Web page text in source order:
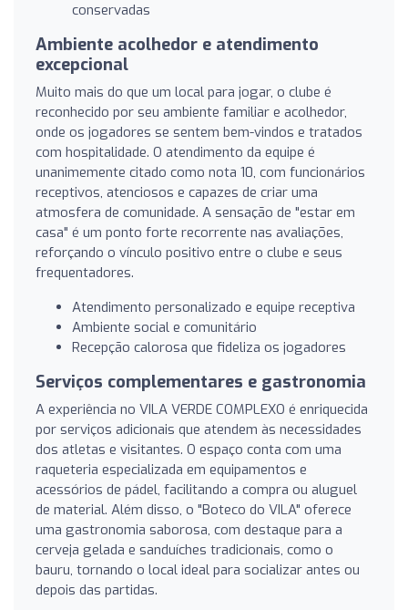
conservadas
Ambiente acolhedor e atendimento
excepcional
Muito mais do que um local para jogar, o clube é
reconhecido por seu ambiente familiar e acolhedor,
onde os jogadores se sentem bem-vindos e tratados
com hospitalidade. O atendimento da equipe é
unanimemente citado como nota 10, com funcionários
receptivos, atenciosos e capazes de criar uma
atmosfera de comunidade. A sensação de "estar em
casa" é um ponto forte recorrente nas avaliações,
reforçando o vínculo positivo entre o clube e seus
frequentadores.
Atendimento personalizado e equipe receptiva
Ambiente social e comunitário
Recepção calorosa que fideliza os jogadores
Serviços complementares e gastronomia
A experiência no VILA VERDE COMPLEXO é enriquecida
por serviços adicionais que atendem às necessidades
dos atletas e visitantes. O espaço conta com uma
raqueteria especializada em equipamentos e
acessórios de pádel, facilitando a compra ou aluguel
de material. Além disso, o "Boteco do VILA" oferece
uma gastronomia saborosa, com destaque para a
cerveja gelada e sanduíches tradicionais, como o
bauru, tornando o local ideal para socializar antes ou
depois das partidas.